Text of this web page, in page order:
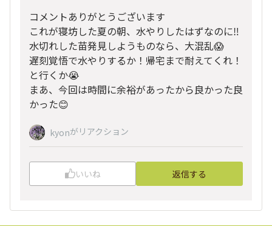
コメントありがとうございます
これが寝坊した夏の朝、水やりしたはずなのに‼️
水切れした苗発見しようものなら、大混乱😱
遅刻覚悟で水やりするか！帰宅まで耐えてくれ！
と行くか😭
まあ、今回は時間に余裕があったから良かった良
かった😊
kyonがリアクション
いいね 返信する